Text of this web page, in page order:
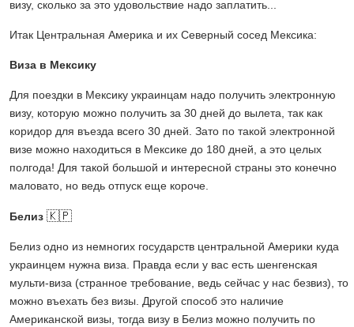
визу, сколько за это удовольствие надо заплатить...
Итак Центральная Америка и их Северный сосед Мексика:
Виза в Мексику
Для поездки в Мексику украинцам надо получить электронную
визу, которую можно получить за 30 дней до вылета, так как
коридор для въезда всего 30 дней. Зато по такой электронной
визе можно находиться в Мексике до 180 дней, а это целых
полгода! Для такой большой и интересной страны это конечно
маловато, но ведь отпуск еще короче.
Белиз 🇰🇵
Белиз одно из немногих государств центральной Америки куда
украинцем нужна виза. Правда если у вас есть шенгенская
мульти-виза (странное требование, ведь сейчас у нас безвиз), то
можно въехать без визы. Другой способ это наличие
Американской визы, тогда визу в Белиз можно получить по